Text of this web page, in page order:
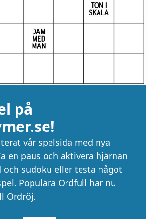
på
vår spelsida med nya
en paus och aktivera hjärnan
och sudoku eller testa något
Populära Ordfull har nu
Ordröj.